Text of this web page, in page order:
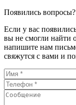
Появились вопросы?
Если у вас
вы не смогли найти
напишите нам
свяжутся с вами и